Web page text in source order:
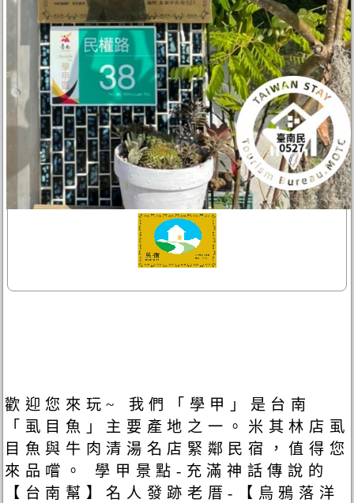
歡迎您來玩~ 我們「學甲」是台南
「虱目魚」主要產地之一。米其林店虱
目魚與牛肉清湯名店緊鄰民宿，值得您
來品嚐。 學甲景點-充滿神話傳說的
【台南幫】名人發跡老厝-【烏鴉落洋